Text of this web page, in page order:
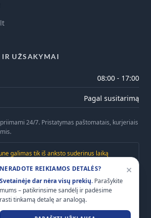
IR UŽSAKYMAI
08:00 - 17:00
Pagal susitarimą
24/7. Pristatymas paštomatais, kurjeriais
galimas tik iš anksto suderinus laiką
NERADOTE REIKIAMOS DETALĖS?
Svetainėje dar nėra visų prekių. Parašykite
mums – patikrinsime sandėlį ir padėsime
rasti tinkamą detalę ar analogą.